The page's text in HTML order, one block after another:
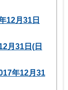
12月31日
月31日(日
年12月31